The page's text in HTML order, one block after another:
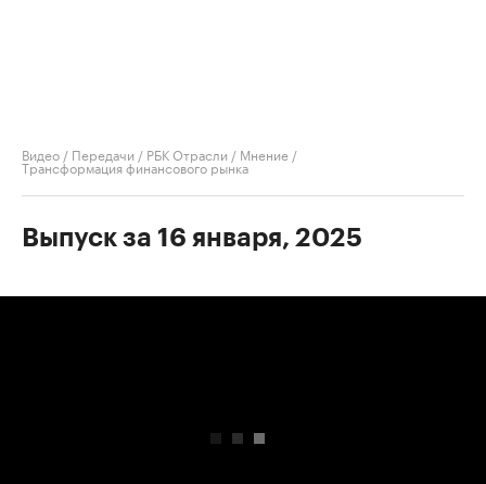
Видео / Передачи / РБК Отрасли / Мнение /
Трансформация финансового рынка
Выпуск за 16 января, 2025